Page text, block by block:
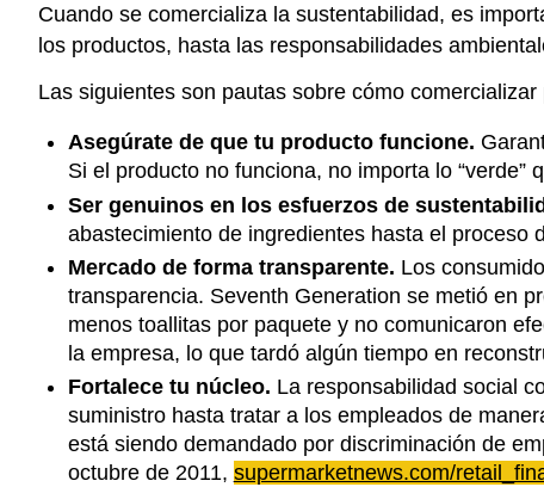
Cuando se comercializa la sustentabilidad, es
los productos, hasta las responsabilidades
Las siguientes son pautas sobre cómo
Asegúrate de que tu producto funcione.
Si el producto no funciona, no importa lo “verde”
Ser genuinos en los esfuerzos de
abastecimiento de ingredientes hasta el proceso
Mercado de forma transparente. Los
transparencia. Seventh Generation se metió en
menos toallitas por paquete y no comunicaron
la empresa, lo que tardó algún tiempo en
Fortalece tu núcleo. La responsabilidad social
suministro hasta tratar a los empleados de
está siendo demandado por discriminación de
octubre de 2011, supermarketnews.com/